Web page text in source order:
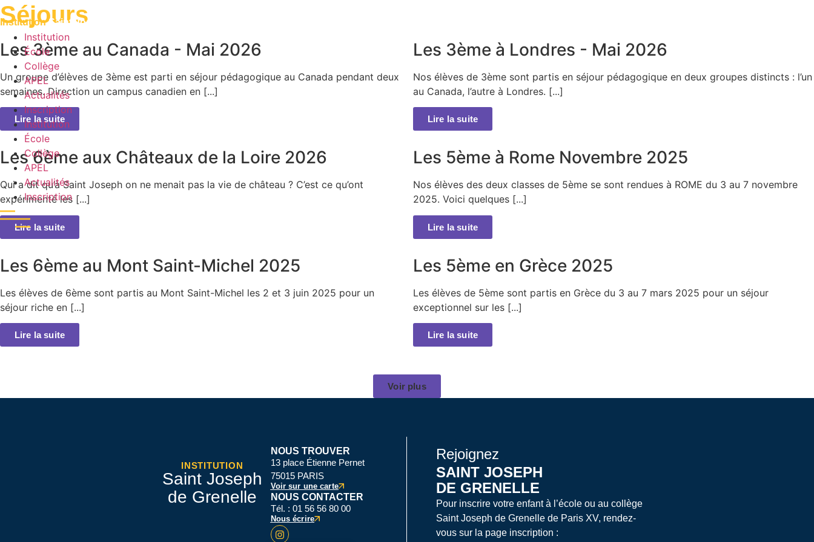
InstitutionSaint Joseph de Grenelle
Institution
École
Collège
APEL
Actualités
Inscription
Institution
École
Collège
APEL
Actualités
Inscription
Séjours
Les 3ème au Canada - Mai 2026
Un groupe d’élèves de 3ème est parti en séjour pédagogique au Canada pendant deux
semaines. Direction un campus canadien en [...]
Lire la suite
Les 3ème à Londres - Mai 2026
Nos élèves de 3ème sont partis en séjour pédagogique en deux groupes distincts : l’un
au Canada, l’autre à Londres. [...]
Lire la suite
Les 6ème aux Châteaux de la Loire 2026
Qui a dit qu’à Saint Joseph on ne menait pas la vie de château ? C’est ce qu’ont
expérimenté les [...]
Lire la suite
Les 5ème à Rome Novembre 2025
Nos élèves des deux classes de 5ème se sont rendues à ROME du 3 au 7 novembre
2025. Voici quelques [...]
Lire la suite
Les 6ème au Mont Saint-Michel 2025
Les élèves de 6ème sont partis au Mont Saint-Michel les 2 et 3 juin 2025 pour un
séjour riche en [...]
Lire la suite
Les 5ème en Grèce 2025
Les élèves de 5ème sont partis en Grèce du 3 au 7 mars 2025 pour un séjour
exceptionnel sur les [...]
Lire la suite
Voir plus
INSTITUTION
Saint Joseph
de Grenelle
NOUS TROUVER
13 place Étienne Pernet
75015 PARIS
Voir sur une carte
NOUS CONTACTER
Tél. : 01 56 56 80 00
Nous écrire
Rejoignez
SAINT JOSEPH
DE GRENELLE
Pour inscrire votre enfant à l’école ou au collège
Saint Joseph de Grenelle de Paris XV, rendez-
vous sur la page inscription :